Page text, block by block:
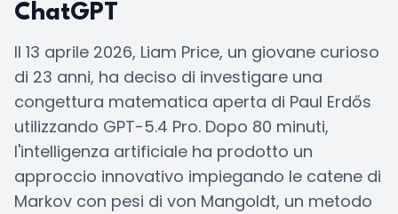
ChatGPT
Il 13 aprile 2026, Liam Price, un giovane curioso
di 23 anni, ha deciso di investigare una
congettura matematica aperta di Paul Erdős
utilizzando GPT-5.4 Pro. Dopo 80 minuti,
l'intelligenza artificiale ha prodotto un
approccio innovativo impiegando le catene di
Markov con pesi di von Mangoldt, un metodo